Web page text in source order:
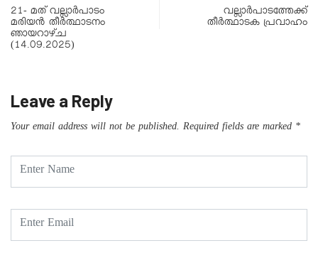
21- മത് വല്ലാര്‍പാടം
മരിയന്‍ തീര്‍ത്ഥാടനം
ഞായറാഴ്ച
(14.09.2025)
വല്ലാർപാടത്തേക്ക്
തീർത്ഥാടക പ്രവാഹം
Leave a Reply
Your email address will not be published. Required fields are marked *